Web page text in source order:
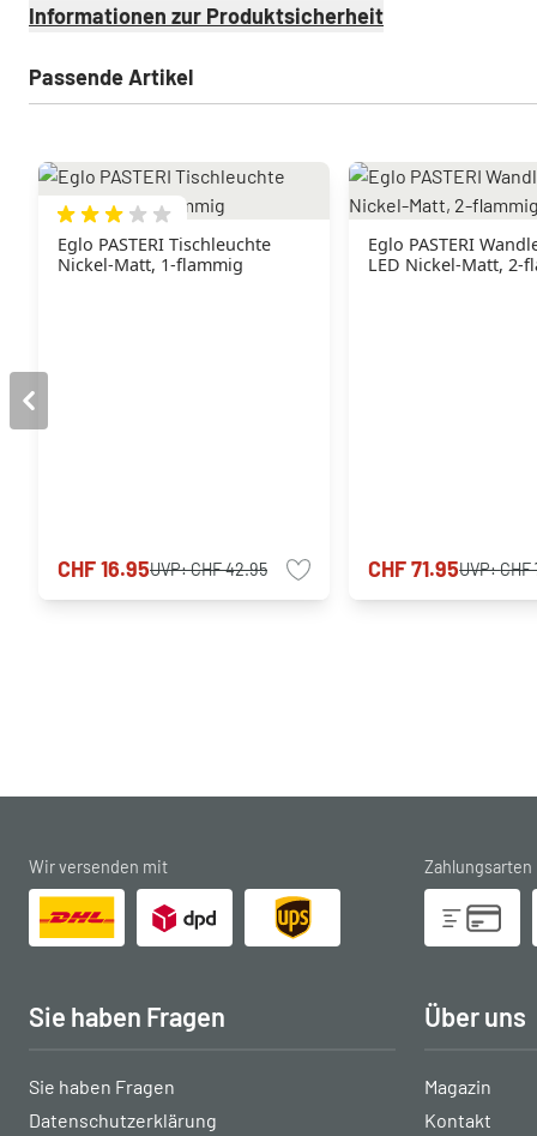
Informationen zur Produktsicherheit
Passende Artikel
Eglo PASTERI Tischleuchte
Nickel-Matt, 1-flammig
CHF 16.95UVP:CHF 42.95
Eglo PASTERI
LED Nickel-Matt, 2-
CHF 71.95UVP:CHF
Wir versenden mit Zahlungsarten
Sie haben Fragen
Sie haben Fragen
Datenschutzerklärung
Über uns
Magazin
Kontakt